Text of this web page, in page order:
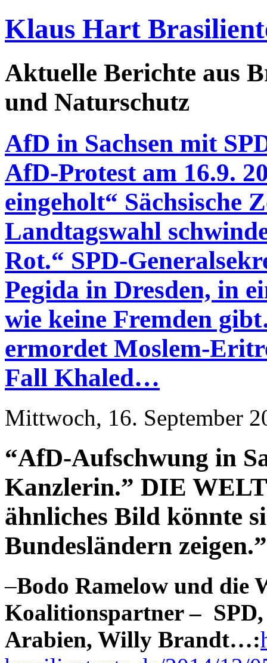
Klaus Hart
Aktuelle Berichte aus
und Naturschutz
AfD in Sachsen mit
AfD-Protest am 16.9.
eingeholt“ Sächsische
Landtagswahl
Rot.“ SPD-
Pegida in Dresden, in
wie keine Fremden
ermordet Moslem-
Fall Khaled…
Mittwoch, 16. September
“AfD-Aufschwung in
Kanzlerin.” DIE
ähnliches Bild könnte
Bundesländern zeigen.”
–Bodo Ramelow und die
Koalitionspartner –
Arabien, Willy Brandt…: